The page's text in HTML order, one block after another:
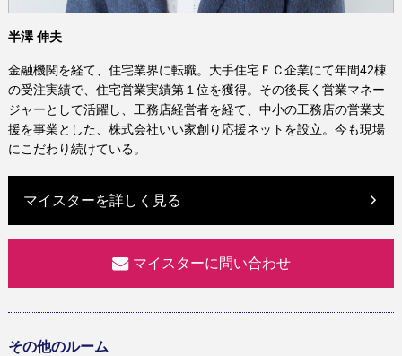
半澤 伸夫
金融機関を経て、住宅業界に転職。大手住宅ＦＣ企業にて年間42棟
の受注実績で、住宅営業実績第１位を獲得。その後長く営業マネー
ジャーとして活躍し、工務店経営者を経て、中小の工務店の営業支
援を事業とした、株式会社いい家創り応援ネットを設立。今も現場
にこだわり続けている。
マイスターを詳しく見る
マイスターに問い合わせ
その他のルーム